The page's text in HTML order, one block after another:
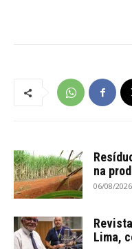
na
06/08/2026
Lima,